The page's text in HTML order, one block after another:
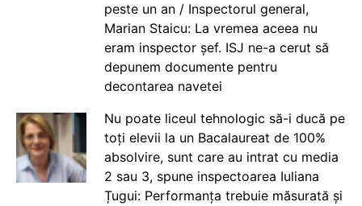
peste un an / Inspectorul general,
Marian Staicu: La vremea aceea nu
eram inspector șef. ISJ ne-a cerut să
depunem documente pentru
decontarea navetei
Nu poate liceul tehnologic să-i ducă pe
toți elevii la un Bacalaureat de 100%
absolvire, sunt care au intrat cu media
2 sau 3, spune inspectoarea Iuliana
Țugui: Performanța trebuie măsurată și